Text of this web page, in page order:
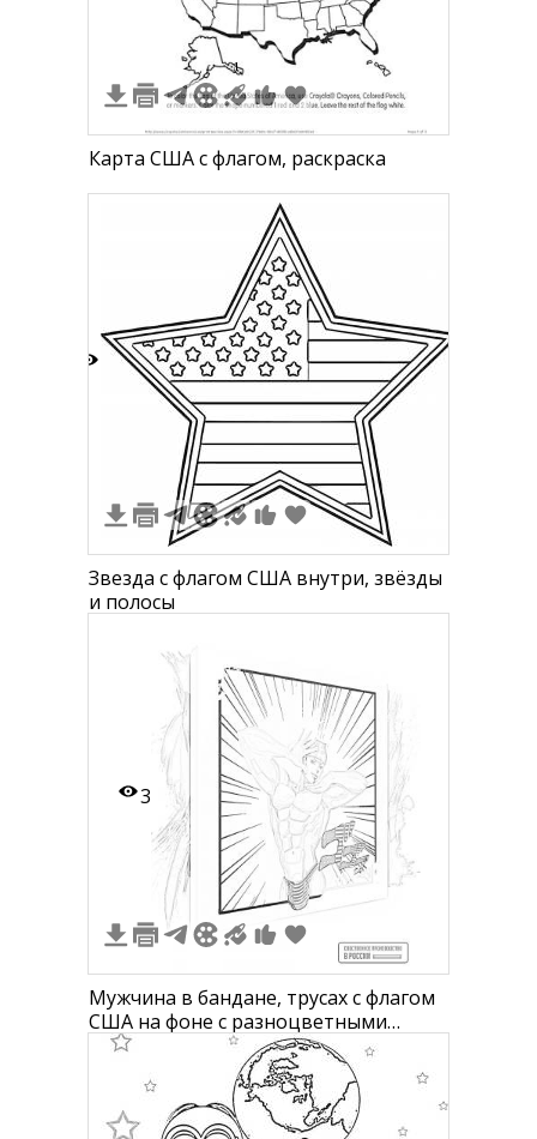
1
Карта США с флагом, раскраска
Звезда с флагом США внутри, звёзды
и полосы
3
Мужчина в бандане, трусах с флагом
США на фоне с разноцветными
брызгами и черными линиями.